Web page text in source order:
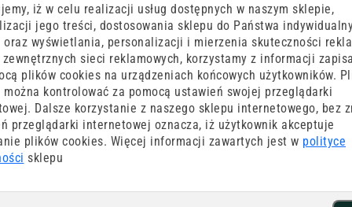
iż w celu realizacji usług dostępnych w naszym sklepie,
jego treści, dostosowania sklepu do Państwa
oraz wyświetlania, personalizacji i mierzenia skuteczności
zewnętrznych sieci reklamowych, korzystamy z informacji
plików cookies na urządzeniach końcowych użytkowników.
można kontrolować za pomocą ustawień swojej przeglądarki
Dalsze korzystanie z naszego sklepu internetowego, bez
przeglądarki internetowej oznacza, iż użytkownik akceptuje
plików cookies. Więcej informacji zawartych jest w polityce
sklepu
DO KOSZYKA DODAJ DO KOSZYKA